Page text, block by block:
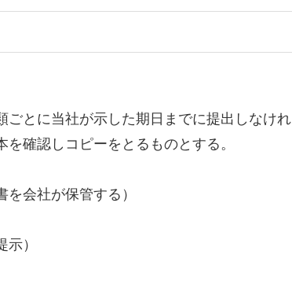
とに当社が示した期日までに提出しなけれ
確認しコピーをとるものとする。
会社が保管する）
）